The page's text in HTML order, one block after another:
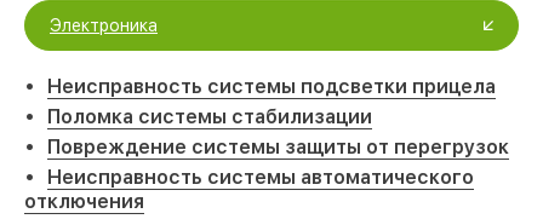
Электроника
Неисправность системы подсветки прицела
Поломка системы стабилизации
Повреждение системы защиты от перегрузок
Неисправность системы автоматического
отключения